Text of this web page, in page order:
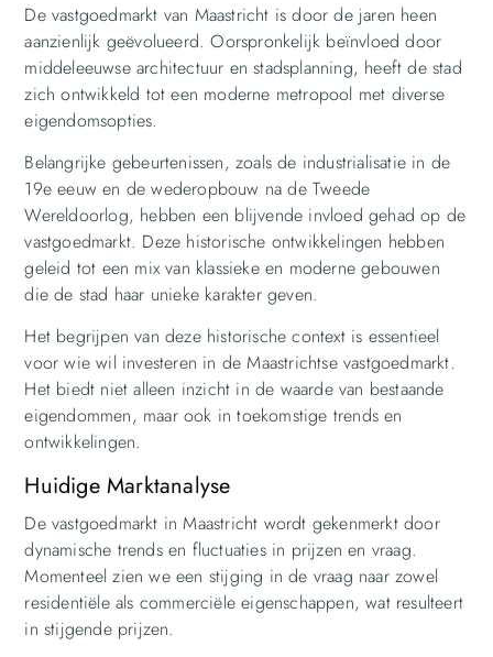
De vastgoedmarkt van Maastricht is door de jaren heen
aanzienlijk geëvolueerd. Oorspronkelijk beïnvloed door
middeleeuwse architectuur en stadsplanning, heeft de stad
zich ontwikkeld tot een moderne metropool met diverse
eigendomsopties.
Belangrijke gebeurtenissen, zoals de industrialisatie in de
19e eeuw en de wederopbouw na de Tweede
Wereldoorlog, hebben een blijvende invloed gehad op de
vastgoedmarkt. Deze historische ontwikkelingen hebben
geleid tot een mix van klassieke en moderne gebouwen
die de stad haar unieke karakter geven.
Het begrijpen van deze historische context is essentieel
voor wie wil investeren in de Maastrichtse vastgoedmarkt.
Het biedt niet alleen inzicht in de waarde van bestaande
eigendommen, maar ook in toekomstige trends en
ontwikkelingen.
Huidige Marktanalyse
De vastgoedmarkt in Maastricht wordt gekenmerkt door
dynamische trends en fluctuaties in prijzen en vraag.
Momenteel zien we een stijging in de vraag naar zowel
residentiële als commerciële eigenschappen, wat resulteert
in stijgende prijzen.